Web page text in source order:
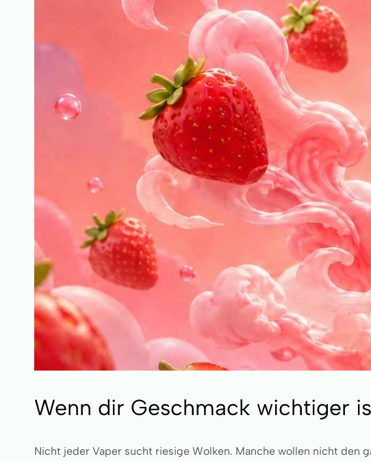
Wenn dir Geschmack wichtiger
Nicht jeder Vaper sucht riesige Wolken. Manche wollen nicht den